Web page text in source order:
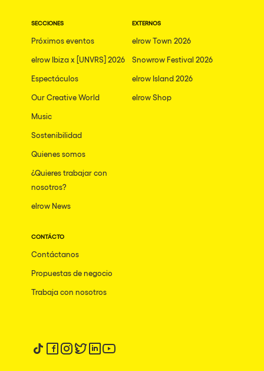
SECCIONES
Próximos eventos
elrow Ibiza x [UNVRS] 2026
Espectáculos
Our Creative World
Music
Sostenibilidad
Quienes somos
¿Quieres trabajar con
nosotros?
elrow News
EXTERNOS
elrow Town 2026
Snowrow Festival 2026
elrow Island 2026
elrow Shop
CONTÁCTO
Contáctanos
Propuestas de negocio
Trabaja con nosotros
Síguenos en tiktok
Síguenos en facebook
Síguenos en instagram
Síguenos en twitter
Síguenos en linkedin
Síguenos en youtube